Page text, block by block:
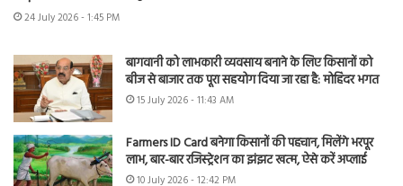
24 July 2026 - 1:45 PM
बागवानी को लाभकारी व्यवसाय बनाने के लिए किसानों को
बीज से बाजार तक पूरा सहयोग दिया जा रहा है: मोहिंदर भगत
15 July 2026 - 11:43 AM
Farmers ID Card बनेगा किसानों की पहचान, मिलेंगे भरपूर
लाभ, बार-बार रजिस्ट्रेशन का झंझट खत्म, ऐसे करें अप्लाई
10 July 2026 - 12:42 PM